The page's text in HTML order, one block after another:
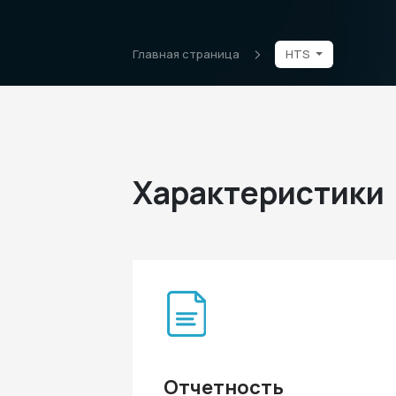
Главная страница HTS
Характеристики
Отчетность